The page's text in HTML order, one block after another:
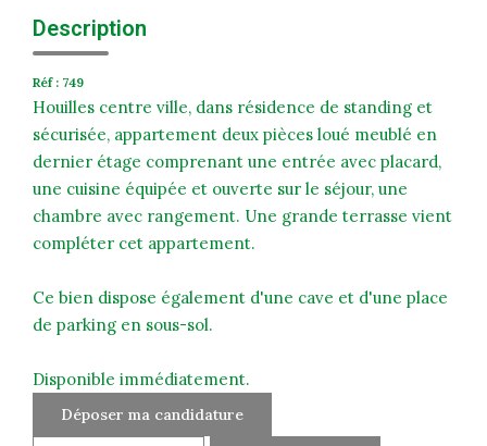
Extranet Syndic Et Gestion Locative
Description
Réf : 749
Houilles centre ville, dans résidence de standing et
sécurisée, appartement deux pièces loué meublé en
dernier étage comprenant une entrée avec placard,
une cuisine équipée et ouverte sur le séjour, une
chambre avec rangement. Une grande terrasse vient
compléter cet appartement.
Ce bien dispose également d'une cave et d'une place
de parking en sous-sol.
Disponible immédiatement.
Déposer ma candidature